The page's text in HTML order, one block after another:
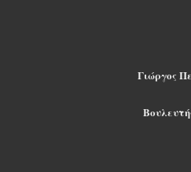
Γιώργος